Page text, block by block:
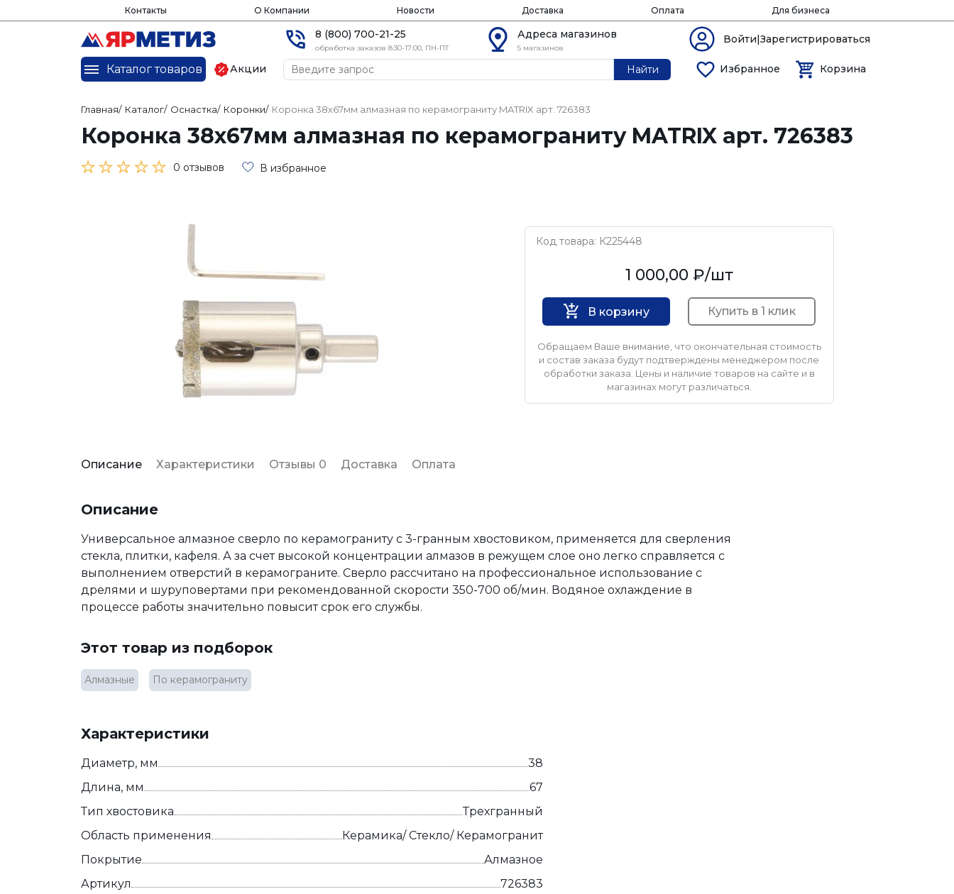
Контакты О Компании Новости Доставка Оплата Для бизнеса
8 (800) 700-21-25
обработка заказов 8:30-17:00, ПН-ПТ
Адреса магазинов
5 магазинов
Войти|Зарегистрироваться
Каталог товаров Акции Найти Избранное Корзина
Главная/ Каталог/ Оснастка/ Коронки/ Коронка 38х67мм алмазная по керамограниту MATRIX арт. 726383
Коронка 38х67мм алмазная по керамограниту MATRIX арт. 726383
0 отзывов В избранное
Код товара: К225448
1 000,00 ₽/шт
В корзину Купить в 1 клик
Обращаем Ваше внимание, что окончательная стоимость
и состав заказа будут подтверждены менеджером после
обработки заказа. Цены и наличие товаров на сайте и в
магазинах могут различаться.
Описание Характеристики Отзывы 0 Доставка Оплата
Описание
Универсальное алмазное сверло по керамограниту с 3-гранным хвостовиком, применяется для сверления
стекла, плитки, кафеля. А за счет высокой концентрации алмазов в режущем слое оно легко справляется с
выполнением отверстий в керамограните. Сверло рассчитано на профессиональное использование с
дрелями и шуруповертами при рекомендованной скорости 350-700 об/мин. Водяное охлаждение в
процессе работы значительно повысит срок его службы.
Этот товар из подборок
Алмазные По керамограниту
Характеристики
Диаметр, мм
38
Длина, мм
67
Тип хвостовика
Трехгранный
Область применения
Керамика/ Стекло/ Керамогранит
Покрытие
Алмазное
Артикул
726383